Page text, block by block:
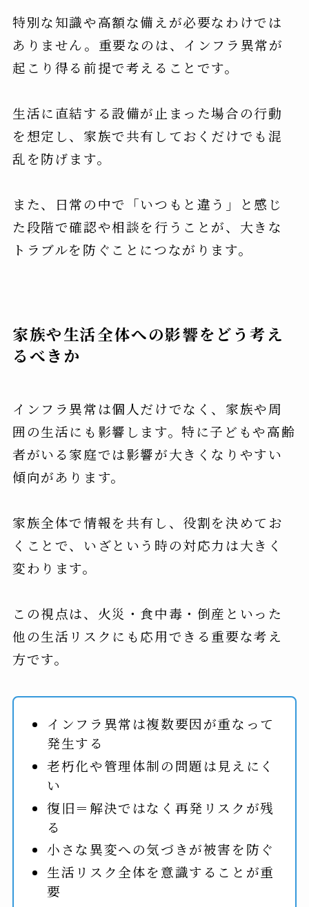
特別な知識や高額な備えが必要なわけでは
ありません。重要なのは、インフラ異常が
起こり得る前提で考えることです。
生活に直結する設備が止まった場合の行動
を想定し、家族で共有しておくだけでも混
乱を防げます。
また、日常の中で「いつもと違う」と感じ
た段階で確認や相談を行うことが、大きな
トラブルを防ぐことにつながります。
家族や生活全体への影響をどう考え
るべきか
インフラ異常は個人だけでなく、家族や周
囲の生活にも影響します。特に子どもや高齢
者がいる家庭では影響が大きくなりやすい
傾向があります。
家族全体で情報を共有し、役割を決めてお
くことで、いざという時の対応力は大きく
変わります。
この視点は、火災・食中毒・倒産といった
他の生活リスクにも応用できる重要な考え
方です。
インフラ異常は複数要因が重なって
発生する
老朽化や管理体制の問題は見えにく
い
復旧＝解決ではなく再発リスクが残
る
小さな異変への気づきが被害を防ぐ
生活リスク全体を意識することが重
要